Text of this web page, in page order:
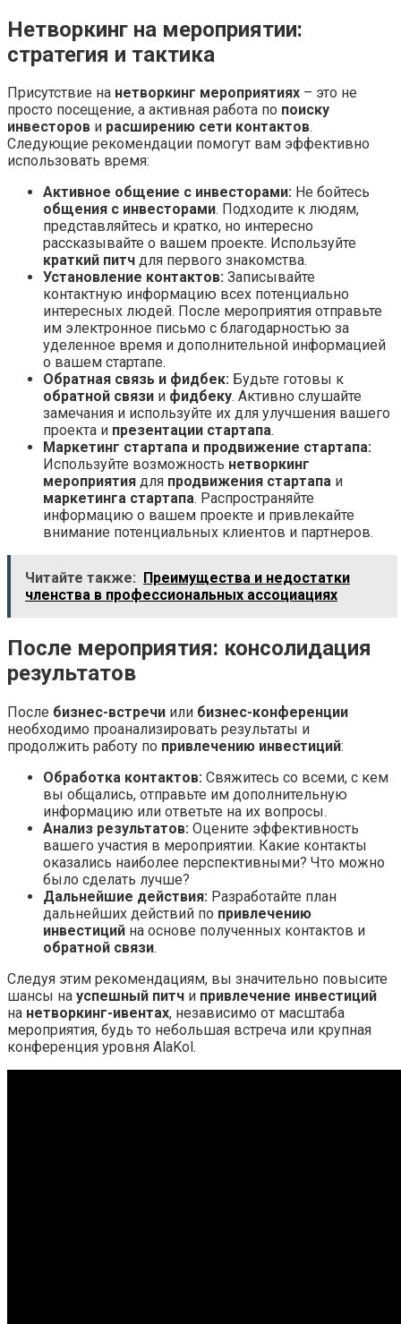
Нетворкинг на мероприятии:
стратегия и тактика
Присутствие на нетворкинг мероприятиях – это не
просто посещение, а активная работа по поиску
инвесторов и расширению сети контактов.
Следующие рекомендации помогут вам эффективно
использовать время:
Активное общение с инвесторами: Не бойтесь
общения с инвесторами. Подходите к людям,
представляйтесь и кратко, но интересно
рассказывайте о вашем проекте. Используйте
краткий питч для первого знакомства.
Установление контактов: Записывайте
контактную информацию всех потенциально
интересных людей. После мероприятия отправьте
им электронное письмо с благодарностью за
уделенное время и дополнительной информацией
о вашем стартапе.
Обратная связь и фидбек: Будьте готовы к
обратной связи и фидбеку. Активно слушайте
замечания и используйте их для улучшения вашего
проекта и презентации стартапа.
Маркетинг стартапа и продвижение стартапа:
Используйте возможность нетворкинг
мероприятия для продвижения стартапа и
маркетинга стартапа. Распространяйте
информацию о вашем проекте и привлекайте
внимание потенциальных клиентов и партнеров.
Читайте также:
Преимущества и недостатки
членства в профессиональных ассоциациях
После мероприятия: консолидация
результатов
После бизнес-встречи или бизнес-конференции
необходимо проанализировать результаты и
продолжить работу по привлечению инвестиций:
Обработка контактов: Свяжитесь со всеми, с кем
вы общались, отправьте им дополнительную
информацию или ответьте на их вопросы.
Анализ результатов: Оцените эффективность
вашего участия в мероприятии. Какие контакты
оказались наиболее перспективными? Что можно
было сделать лучше?
Дальнейшие действия: Разработайте план
дальнейших действий по привлечению
инвестиций на основе полученных контактов и
обратной связи.
Следуя этим рекомендациям, вы значительно повысите
шансы на успешный питч и привлечение инвестиций
на нетворкинг-ивентах, независимо от масштаба
мероприятия, будь то небольшая встреча или крупная
конференция уровня AlaKol.